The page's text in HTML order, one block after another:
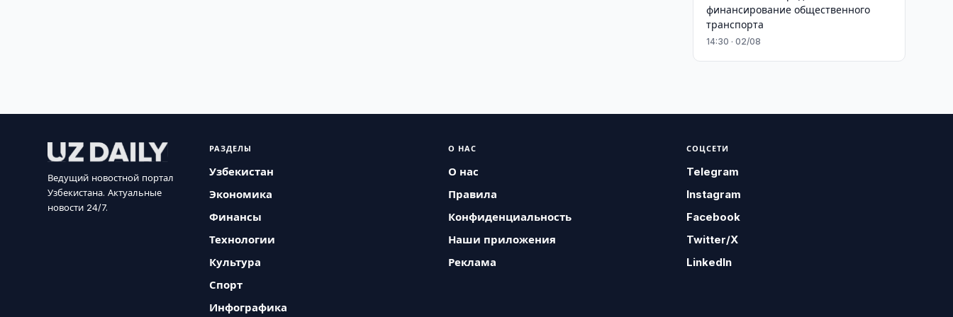
финансирование общественного
транспорта
14:30 · 02/08
Ведущий новостной портал
Узбекистана. Актуальные
новости 24/7.
РАЗДЕЛЫ
Узбекистан
Экономика
Финансы
Технологии
Культура
Спорт
Инфографика
О НАС
О нас
Правила
Конфиденциальность
Наши приложения
Реклама
СОЦСЕТИ
Telegram
Instagram
Facebook
Twitter/X
LinkedIn